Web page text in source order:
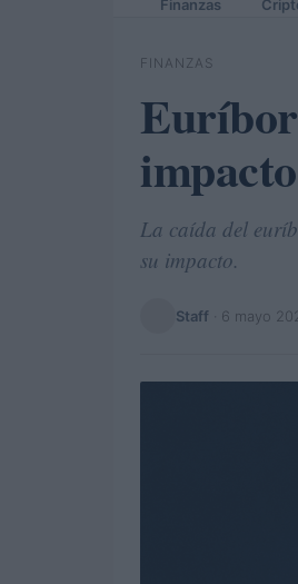
Finanzas
FINANZAS
La caída del
su impacto.
Staff 6 mayo